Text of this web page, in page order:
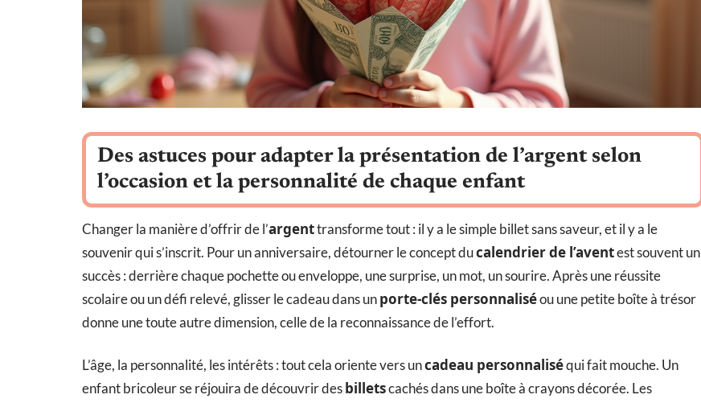
Des astuces pour adapter la présentation de l’argent selon
l’occasion et la personnalité de chaque enfant
Changer la manière d’offrir de l’argenttransforme tout : il y a le simple billet sans saveur, et il y a le
souvenir qui s’inscrit. Pour un anniversaire, détourner le concept ducalendrier de l’aventest souvent un
succès : derrière chaque pochette ou enveloppe, une surprise, un mot, un sourire. Après une réussite
scolaire ou un défi relevé, glisser le cadeau dans unporte-clés personnaliséou une petite boîte à trésor
donne une toute autre dimension, celle de la reconnaissance de l’effort.
L’âge, la personnalité, les intérêts : tout cela oriente vers uncadeau personnaliséqui fait mouche. Un
enfant bricoleur se réjouira de découvrir desbilletscachés dans une boîte à crayons décorée. Les